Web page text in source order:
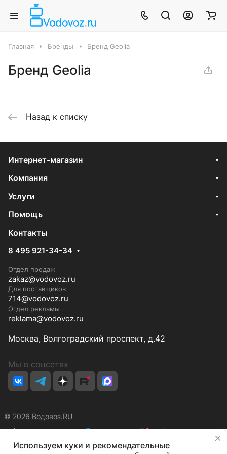
Главная Бренды Бренд Geolia
Бренд Geolia
Назад к списку
Интернет-магазин
Компания
Услуги
Помощь
Контакты
8 495 921-34-34
Отдел продаж
zakaz@vodovoz.ru
Для поставщиков
714@vodovoz.ru
Отдел рекламы
reklama@vodovoz.ru
Москва, Волгоградский проспект, д.42
Мы в соцсетях
© 2026 Водовоз.RU
КонфиденциальностьОферта
Используем куки и рекомендательные